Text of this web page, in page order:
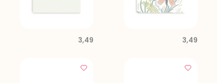
3,49 3,49